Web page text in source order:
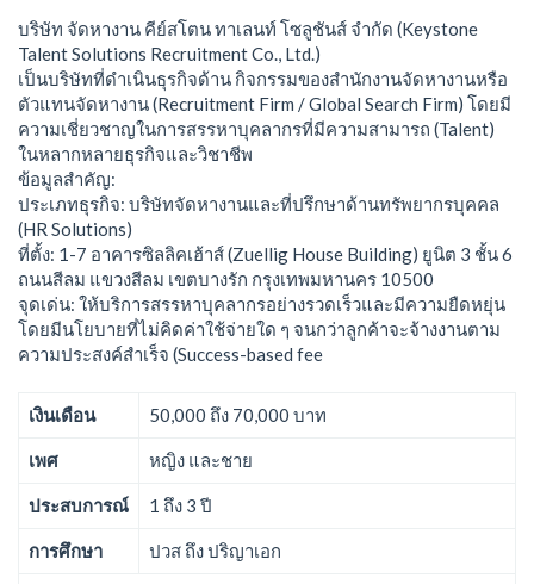
บริษัท จัดหางาน คีย์สโตน ทาเลนท์ โซลูชันส์ จำกัด (Keystone
Talent Solutions Recruitment Co., Ltd.)
เป็นบริษัทที่ดำเนินธุรกิจด้าน กิจกรรมของสำนักงานจัดหางานหรือ
ตัวแทนจัดหางาน (Recruitment Firm / Global Search Firm) โดยมี
ความเชี่ยวชาญในการสรรหาบุคลากรที่มีความสามารถ (Talent)
ในหลากหลายธุรกิจและวิชาชีพ
ข้อมูลสำคัญ:
ประเภทธุรกิจ: บริษัทจัดหางานและที่ปรึกษาด้านทรัพยากรบุคคล
(HR Solutions)
ที่ตั้ง: 1-7 อาคารซิลลิคเฮ้าส์ (Zuellig House Building) ยูนิต 3 ชั้น 6
ถนนสีลม แขวงสีลม เขตบางรัก กรุงเทพมหานคร 10500
จุดเด่น: ให้บริการสรรหาบุคลากรอย่างรวดเร็วและมีความยืดหยุ่น
โดยมีนโยบายที่ไม่คิดค่าใช้จ่ายใด ๆ จนกว่าลูกค้าจะจ้างงานตาม
ความประสงค์สำเร็จ (Success-based fee
เงินเดือน 50,000 ถึง 70,000 บาท
เพศ หญิง และชาย
ประสบการณ์ 1 ถึง 3 ปี
การศึกษา ปวส ถึง ปริญาเอก